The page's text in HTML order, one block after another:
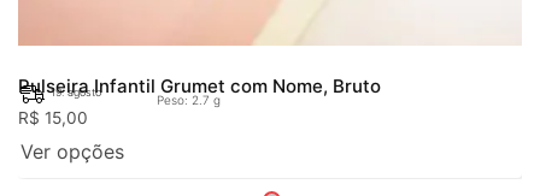
Pulseira Infantil Grumet com Nome, Bruto
19. agosto
Peso: 2.7 g
R$ 15,00
Ver opções